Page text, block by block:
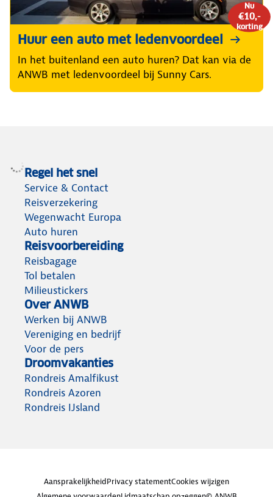
Nu
€10,-
korting
Huur een auto met ledenvoordeel
In het buitenland een auto huren? Dat kan via de
ANWB met ledenvoordeel bij Sunny Cars.
Regel het snel
Service & Contact
Reisverzekering
Wegenwacht Europa
Auto huren
Reisvoorbereiding
Reisbagage
Tol betalen
Milieustickers
Over ANWB
Werken bij ANWB
Vereniging en bedrijf
Voor de pers
Droomvakanties
Rondreis Amalfikust
Rondreis Azoren
Rondreis IJsland
AansprakelijkheidPrivacy statementCookies wijzigen